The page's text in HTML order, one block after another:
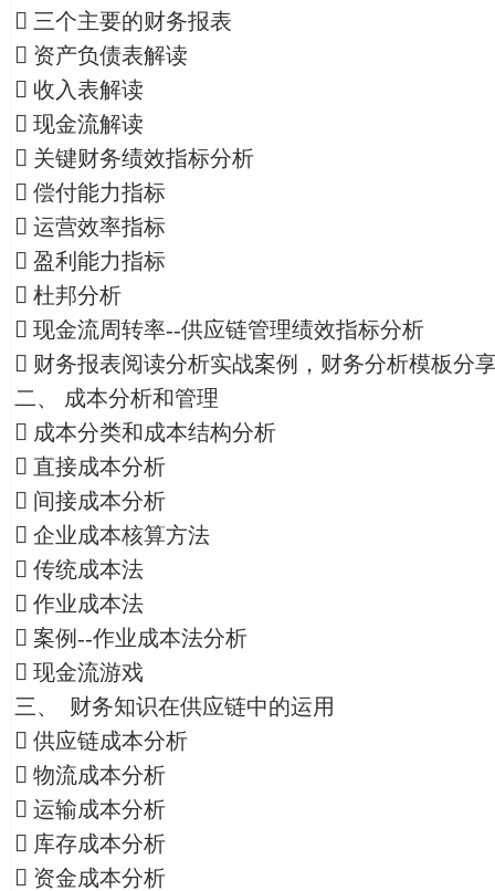
 三个主要的财务报表
 资产负债表解读
 收入表解读
 现金流解读
 关键财务绩效指标分析
 偿付能力指标
 运营效率指标
 盈利能力指标
 杜邦分析
 现金流周转率--供应链管理绩效指标分析
 财务报表阅读分析实战案例，财务分析模板分
二、 成本分析和管理
 成本分类和成本结构分析
 直接成本分析
 间接成本分析
 企业成本核算方法
 传统成本法
 作业成本法
 案例--作业成本法分析
 现金流游戏
三、 财务知识在供应链中的运用
 供应链成本分析
 物流成本分析
 运输成本分析
 库存成本分析
 资金成本分析